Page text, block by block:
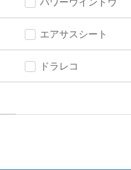
エアサスシート
ドラレコ